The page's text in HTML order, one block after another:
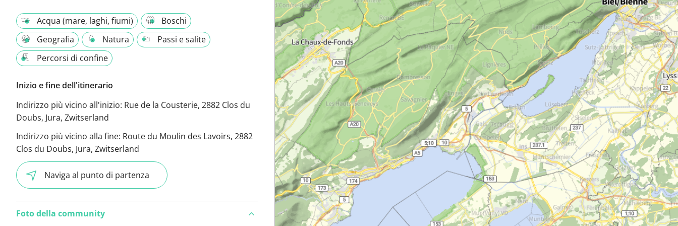
Acqua (mare, laghi, fiumi)
Boschi
Geografia
Natura
Passi e salite
Percorsi di confine
Inizio e fine dell'itinerario
Indirizzo più vicino all'inizio: Rue de la Cousterie, 2882 Clos du
Doubs, Jura, Zwitserland
Indirizzo più vicino alla fine: Route du Moulin des Lavoirs, 2882
Clos du Doubs, Jura, Zwitserland
Naviga al punto di partenza
Foto della community